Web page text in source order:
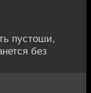
пустоши,
без